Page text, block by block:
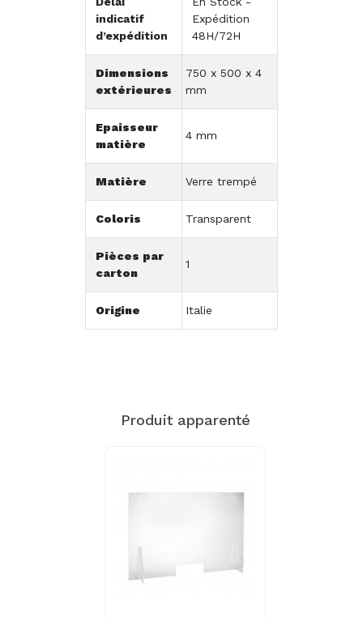
indicatif
d’expédition
Expédition
48H/72H
Dimensions
extérieures
750 x 500 x 4
mm
Epaisseur
matière
4 mm
Matière Verre trempé
Coloris Transparent
Pièces par
carton
1
Origine Italie
Produit apparenté